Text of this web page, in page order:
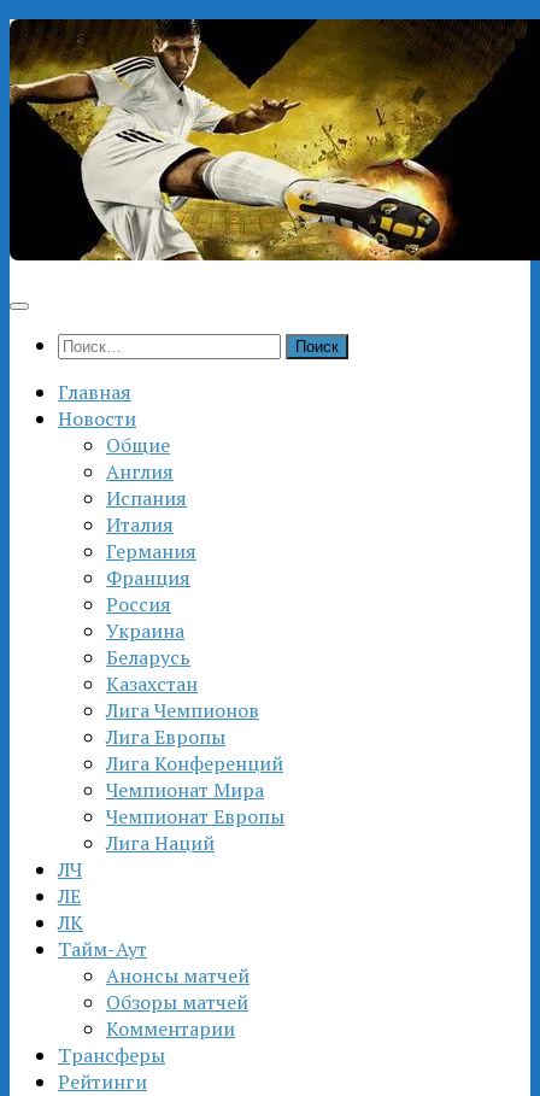
Перейти
к
содержимому
Найти:
Главная
Новости
Общие
Англия
Испания
Италия
Германия
Франция
Россия
Украина
Беларусь
Казахстан
Лига Чемпионов
Лига Европы
Лига Конференций
Чемпионат Мира
Чемпионат Европы
Лига Наций
ЛЧ
ЛЕ
ЛК
Тайм-Аут
Анонсы матчей
Обзоры матчей
Комментарии
Трансферы
Рейтинги